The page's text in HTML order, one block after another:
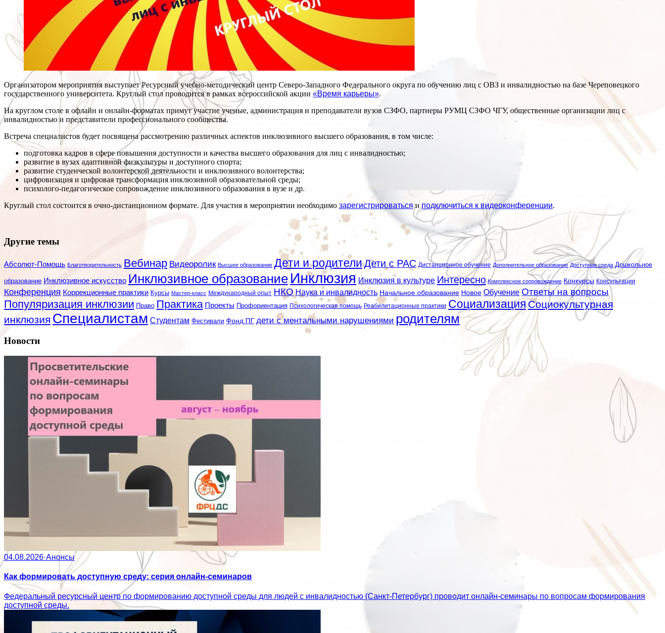
Организатором мероприятия выступает Ресурсный учебно-методический центр Северо-Западного Федерального округа по обучению лиц с ОВЗ и инвалидностью на базе Череповецкого
государственного университета. Круглый стол проводится в рамках всероссийской акции «Время карьеры».
На круглом столе в офлайн и онлайн-форматах примут участие ученые, администрация и преподаватели вузов СЗФО, партнеры РУМЦ СЗФО ЧГУ, общественные организации лиц с
инвалидностью и представители профессионального сообщества.
Встреча специалистов будет посвящена рассмотрению различных аспектов инклюзивного высшего образования, в том числе:
подготовка кадров в сфере повышения доступности и качества высшего образования для лиц с инвалидностью;
развитие в вузах адаптивной физкультуры и доступного спорта;
развитие студенческой волонтерской деятельности и инклюзивного волонтерства;
цифровизация и цифровая трансформация инклюзивной образовательной среды;
психолого-педагогическое сопровождение инклюзивного образования в вузе и др.
Круглый стол состоится в очно-дистанционном формате. Для участия в мероприятии необходимо зарегистрироватьсяиподключиться к видеоконференции.
Другие темы
Абсолют-Помощь Благотворительность Вебинар Видеоролик Высшее образование Дети и родителиДети с РАС Дистанционное обучение Дополнительное образование Доступная среда Дошкольное
образование Инклюзивное искусство Инклюзивное образование Инклюзия Инклюзия в культуре Интересно Комплексное сопровождение Конкурсы Консультации
Конференция Коррекционные практики Курсы Мастер-класс Международный опыт НКО Наука и инвалидность Начальное образование Новое Обучение Ответы на вопросы
Популяризация инклюзии Право Практика Проекты Профориентация Психологическая помощь Реабилитационные практики СоциализацияСоциокультурная
инклюзия Специалистам Студентам Фестивали Фонд ПГ дети с ментальными нарушениями родителям
Новости
04.08.2026·Анонсы
Как формировать доступную среду: серия онлайн-семинаров
Федеральный ресурсный центр по формированию доступной среды для людей с инвалидностью (Санкт-Петербург) проводит онлайн-семинары по вопросам формирования
доступной среды.